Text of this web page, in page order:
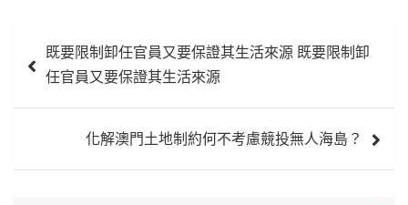
章
既要限制卸任官員又要保證其生活來源 既要限制卸
任官員又要保證其生活來源
化解澳門土地制約何不考慮競投無人海島？